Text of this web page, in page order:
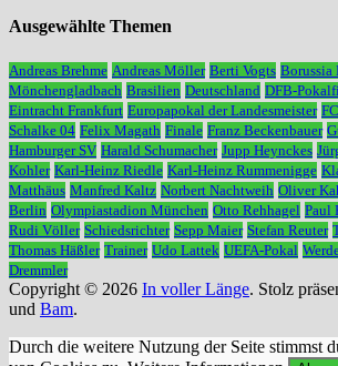
Ausgewählte Themen
Andreas Brehme Andreas Möller Berti Vogts Borussia
Mönchengladbach Brasilien Deutschland DFB-
Eintracht Frankfurt Europapokal der Landesmeister
Schalke 04 Felix Magath Finale Franz Beckenbauer
Hamburger SV Harald Schumacher Jupp Heynckes
Kohler Karl-Heinz Riedle Karl-Heinz Rummenigge
Matthäus Manfred Kaltz Norbert Nachtweih Oliver
Berlin Olympiastadion München Otto Rehhagel Paul
Rudi Völler Schiedsrichter Sepp Maier Stefan Reuter
Thomas Häßler Trainer Udo Lattek UEFA-Pokal
Dremmler
Copyright © 2026 In voller Länge. Stolz
und Bam.
Durch die weitere Nutzung der Seite stimmst